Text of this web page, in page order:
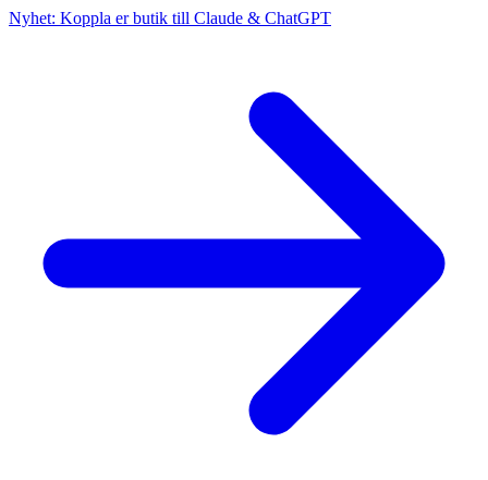
Nyhet: Koppla er butik till Claude & ChatGPT